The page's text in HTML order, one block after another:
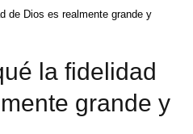
de Dios es realmente grande y
la fidelidad
grande y